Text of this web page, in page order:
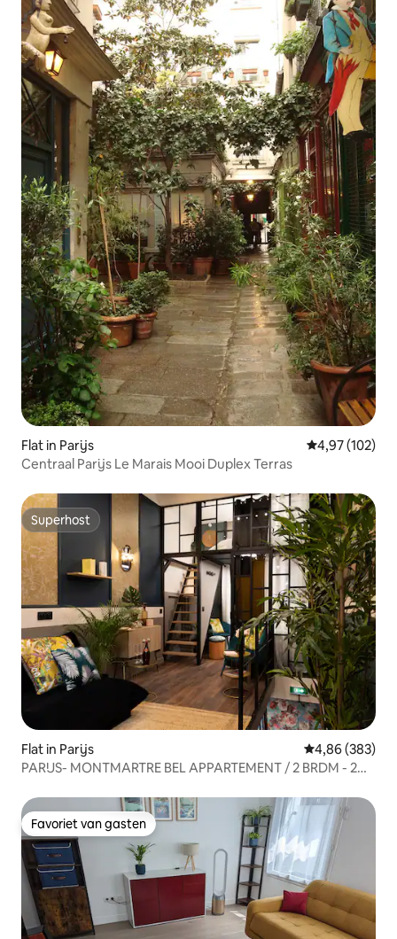
Flat in Parijs Gemiddelde
4,97 (102)
Centraal Parijs Le Marais Mooi Duplex Terras
Superhost
Superhost
Flat in Parijs Gemiddelde
4,86 (383)
PARIJS- MONTMARTRE BEL APPARTEMENT / 2 BRDM - 2
Favoriet van gasten
Favoriet van gasten